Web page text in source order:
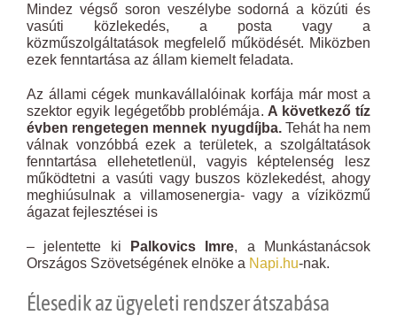
Mindez végső soron veszélybe sodorná a közúti és
vasúti közlekedés, a posta vagy a
közműszolgáltatások megfelelő működését. Miközben
ezek fenntartása az állam kiemelt feladata.
Az állami cégek munkavállalóinak korfája már most a
szektor egyik legégetőbb problémája. A következő tíz
évben rengetegen mennek nyugdíjba.Tehát ha nem
válnak vonzóbbá ezek a területek, a szolgáltatások
fenntartása ellehetetlenül, vagyis képtelenség lesz
működtetni a vasúti vagy buszos közlekedést, ahogy
meghiúsulnak a villamosenergia- vagy a víziközmű
ágazat fejlesztései is
– jelentette ki Palkovics Imre, a Munkástanácsok
Országos Szövetségének elnöke a Napi.hu-nak.
Élesedik az ügyeleti rendszer átszabása